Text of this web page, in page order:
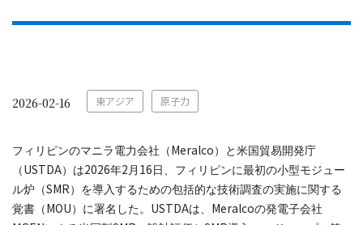
2026-02-16 東アジア 原子力
フィリピンのマニラ電力会社（ Meralco ）と米国貿易開発庁
（ USTDA）は2026年2 月 16 日、フィリピンに最初の小型モジュー
ル炉（SMR）を導入するための包括的な技術調査の実施に関する
覚書（ MOU ）に署名した。 USTDAは、 Meralcoの発電子会社